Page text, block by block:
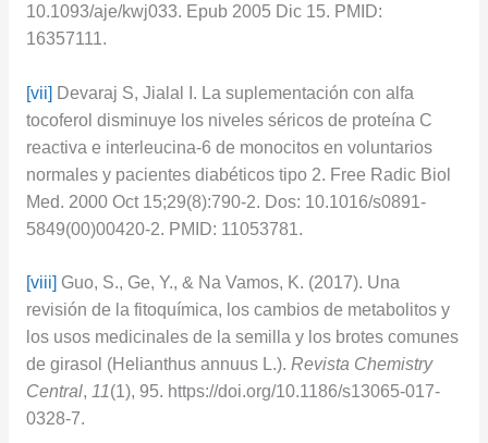
10.1093/aje/kwj033. Epub 2005 Dic 15. PMID:
16357111.
[vii] Devaraj S, Jialal I. La suplementación con alfa
tocoferol disminuye los niveles séricos de proteína C
reactiva e interleucina-6 de monocitos en voluntarios
normales y pacientes diabéticos tipo 2. Free Radic Biol
Med. 2000 Oct 15;29(8):790-2. Dos: 10.1016/s0891-
5849(00)00420-2. PMID: 11053781.
[viii] Guo, S., Ge, Y., & Na Vamos, K. (2017). Una
revisión de la fitoquímica, los cambios de metabolitos y
los usos medicinales de la semilla y los brotes comunes
de girasol (Helianthus annuus L.). Revista Chemistry
Central, 11(1), 95. https://doi.org/10.1186/s13065-017-
0328-7.